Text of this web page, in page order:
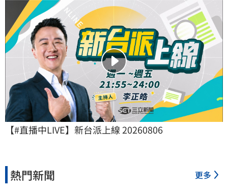
【#直播中LIVE】新台派上線 20260806
熱門新聞 更多